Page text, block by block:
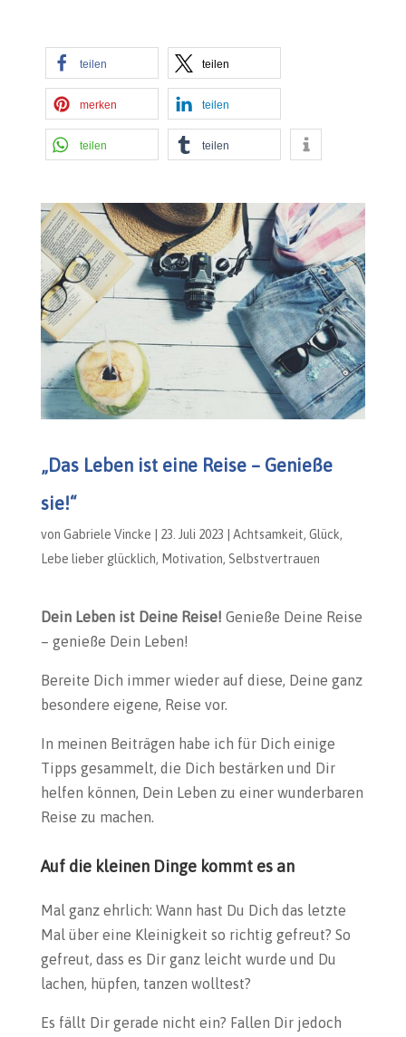
teilen teilen
merken teilen
teilen teilen
„Das Leben ist eine Reise – Genieße
sie!“
von Gabriele Vincke 23. Juli 2023 Achtsamkeit, Glück,
Lebe lieber glücklich, Motivation, Selbstvertrauen
Dein Leben ist Deine Reise! Genieße Deine Reise
– genieße Dein Leben!
Bereite Dich immer wieder auf diese, Deine ganz
besondere eigene, Reise vor.
In meinen Beiträgen habe ich für Dich einige
Tipps gesammelt, die Dich bestärken und Dir
helfen können, Dein Leben zu einer wunderbaren
Reise zu machen.
Auf die kleinen Dinge kommt es an
Mal ganz ehrlich: Wann hast Du Dich das letzte
Mal über eine Kleinigkeit so richtig gefreut? So
gefreut, dass es Dir ganz leicht wurde und Du
lachen, hüpfen, tanzen wolltest?
Es fällt Dir gerade nicht ein? Fallen Dir jedoch